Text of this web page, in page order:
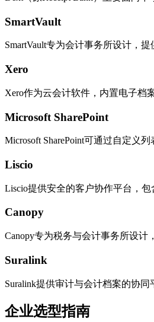
SmartVault
SmartVault专为会计事务所设计，
Xero
Xero作为云会计软件，内置电子档
Microsoft SharePoint
Microsoft SharePoint可通过自定义
Liscio
Liscio提供安全的客户协作平台，
Canopy
Canopy专为税务与会计事务所设计
Suralink
Suralink提供审计与会计档案的协
企业选型指南